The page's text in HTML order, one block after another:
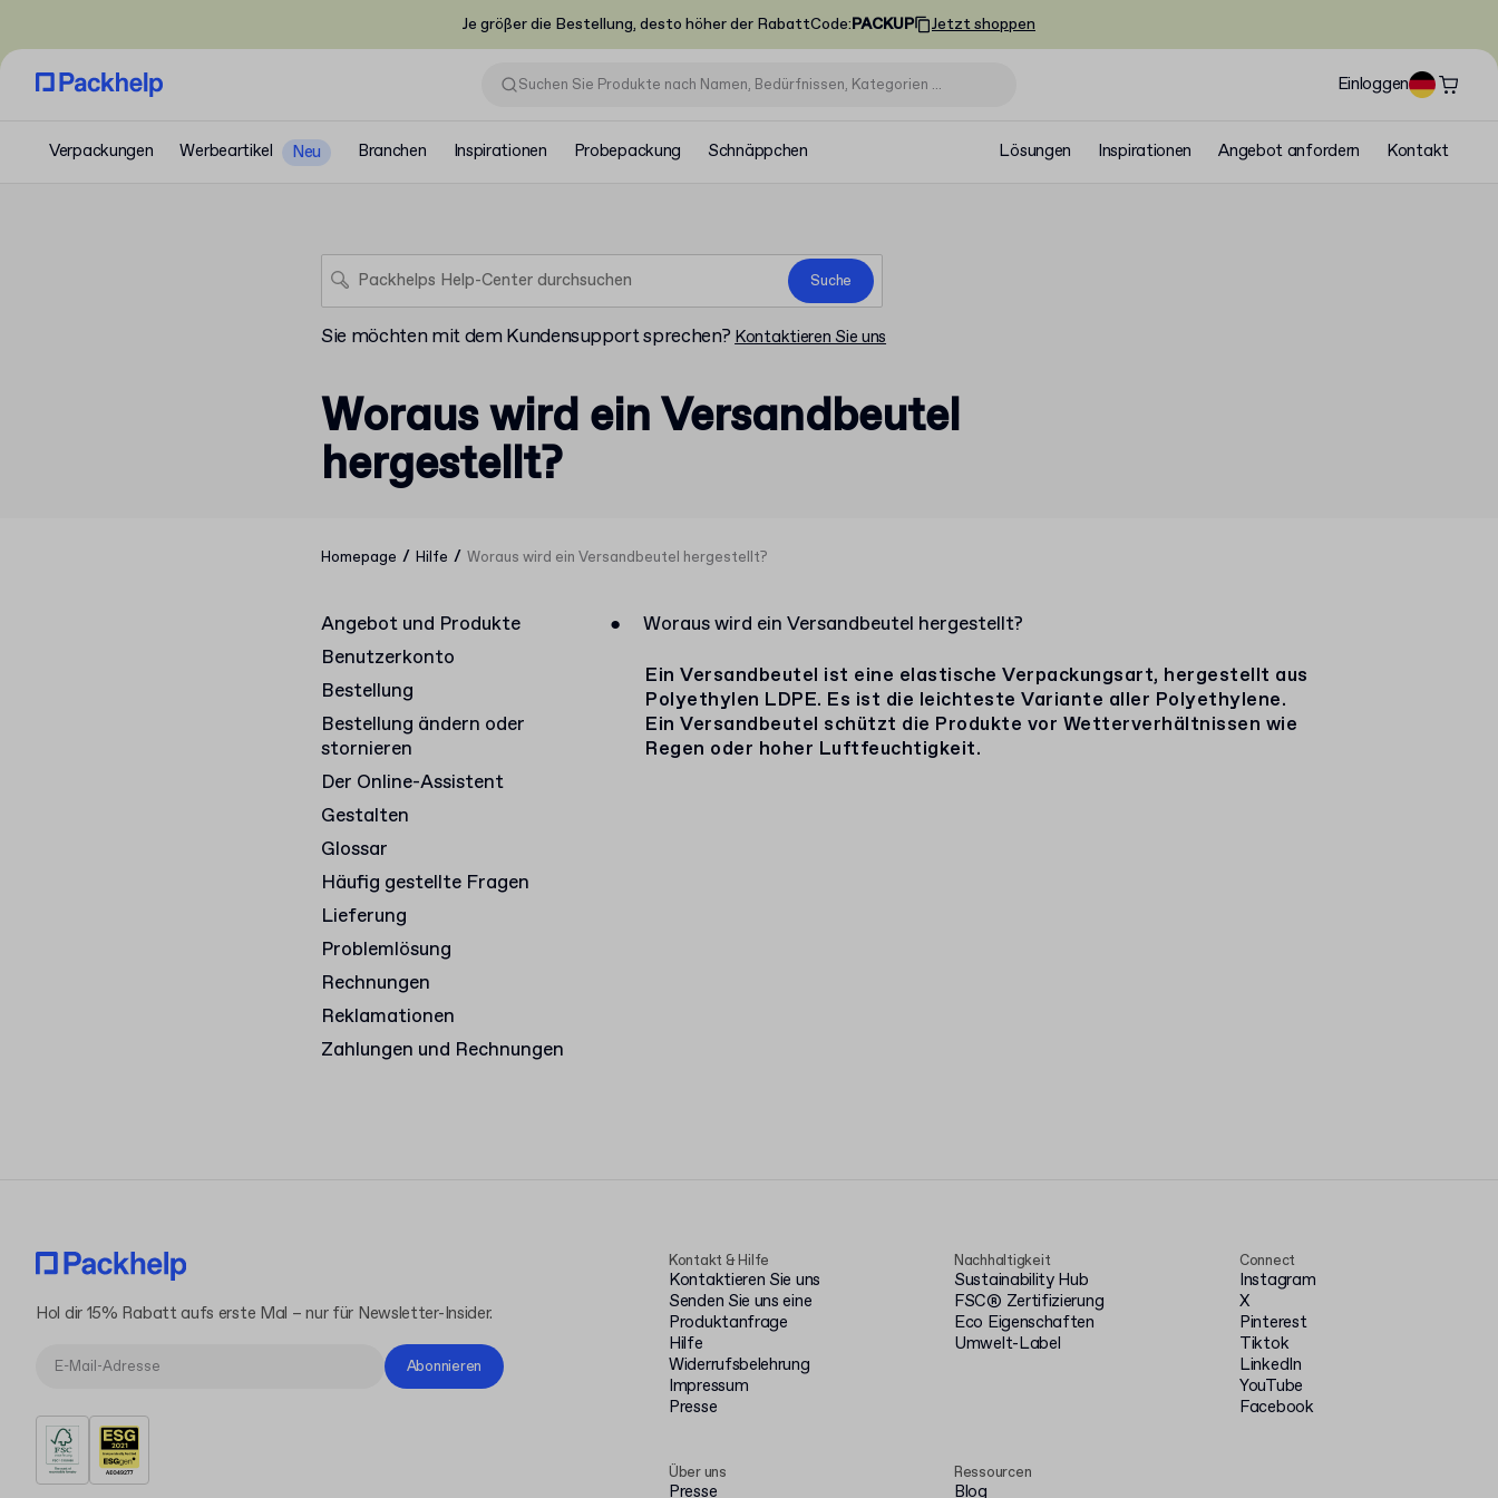
Je größer die Bestellung, desto höher der RabattCode:PACKUP Jetzt shoppen
Einloggen
Verpackungen Werbeartikel Neu Branchen Inspirationen Probepackung Schnäppchen Lösungen Inspirationen Angebot anfordern Kontakt
Suche
Sie möchten mit dem Kundensupport sprechen? Kontaktieren Sie uns
Woraus wird ein Versandbeutel
hergestellt?
Homepage / Hilfe / Woraus wird ein Versandbeutel hergestellt?
Angebot und Produkte
Benutzerkonto
Bestellung
Bestellung ändern oder
stornieren
Der Online-Assistent
Gestalten
Glossar
Häufig gestellte Fragen
Lieferung
Problemlösung
Rechnungen
Reklamationen
Zahlungen und Rechnungen
●
Woraus wird ein Versandbeutel hergestellt?
Ein Versandbeutel ist eine elastische Verpackungsart, hergestellt aus
Polyethylen LDPE. Es ist die leichteste Variante aller Polyethylene.
Ein Versandbeutel schützt die Produkte vor Wetterverhältnissen wie
Regen oder hoher Luftfeuchtigkeit.
Kontakt & Hilfe
Kontaktieren Sie uns
Senden Sie uns eine
Produktanfrage
Hilfe
Widerrufsbelehrung
Impressum
Presse
Über uns
Presse
Nachhaltigkeit
Sustainability Hub
FSC® Zertifizierung
Eco Eigenschaften
Umwelt-Label
Ressourcen
Blog
Connect
Instagram
X
Pinterest
Tiktok
LinkedIn
YouTube
Facebook
Hol dir 15% Rabatt aufs erste Mal – nur für Newsletter-Insider.
Abonnieren